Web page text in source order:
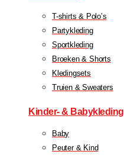
T-shirts & Polo’s
Partykleding
Sportkleding
Broeken & Shorts
Kledingsets
Truien & Sweaters
Kinder- & Babykleding
Baby
Peuter & Kind